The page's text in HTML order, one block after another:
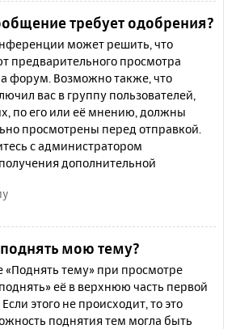
требует одобрения?
может решить, что
предварительного просмотра
форум. Возможно также, что
вас в группу пользователей,
по его или её мнению, должны
просмотрены перед отправкой.
с администратором
дополнительной
мою тему?
«Поднять тему» при просмотре
её в верхнюю часть первой
этого не происходит, то это
поднятия тем могла быть